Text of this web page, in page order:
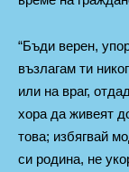
“Бъди верен,
възлагам ти
или на враг,
хора да живеят
това; избягвай
си родина, не